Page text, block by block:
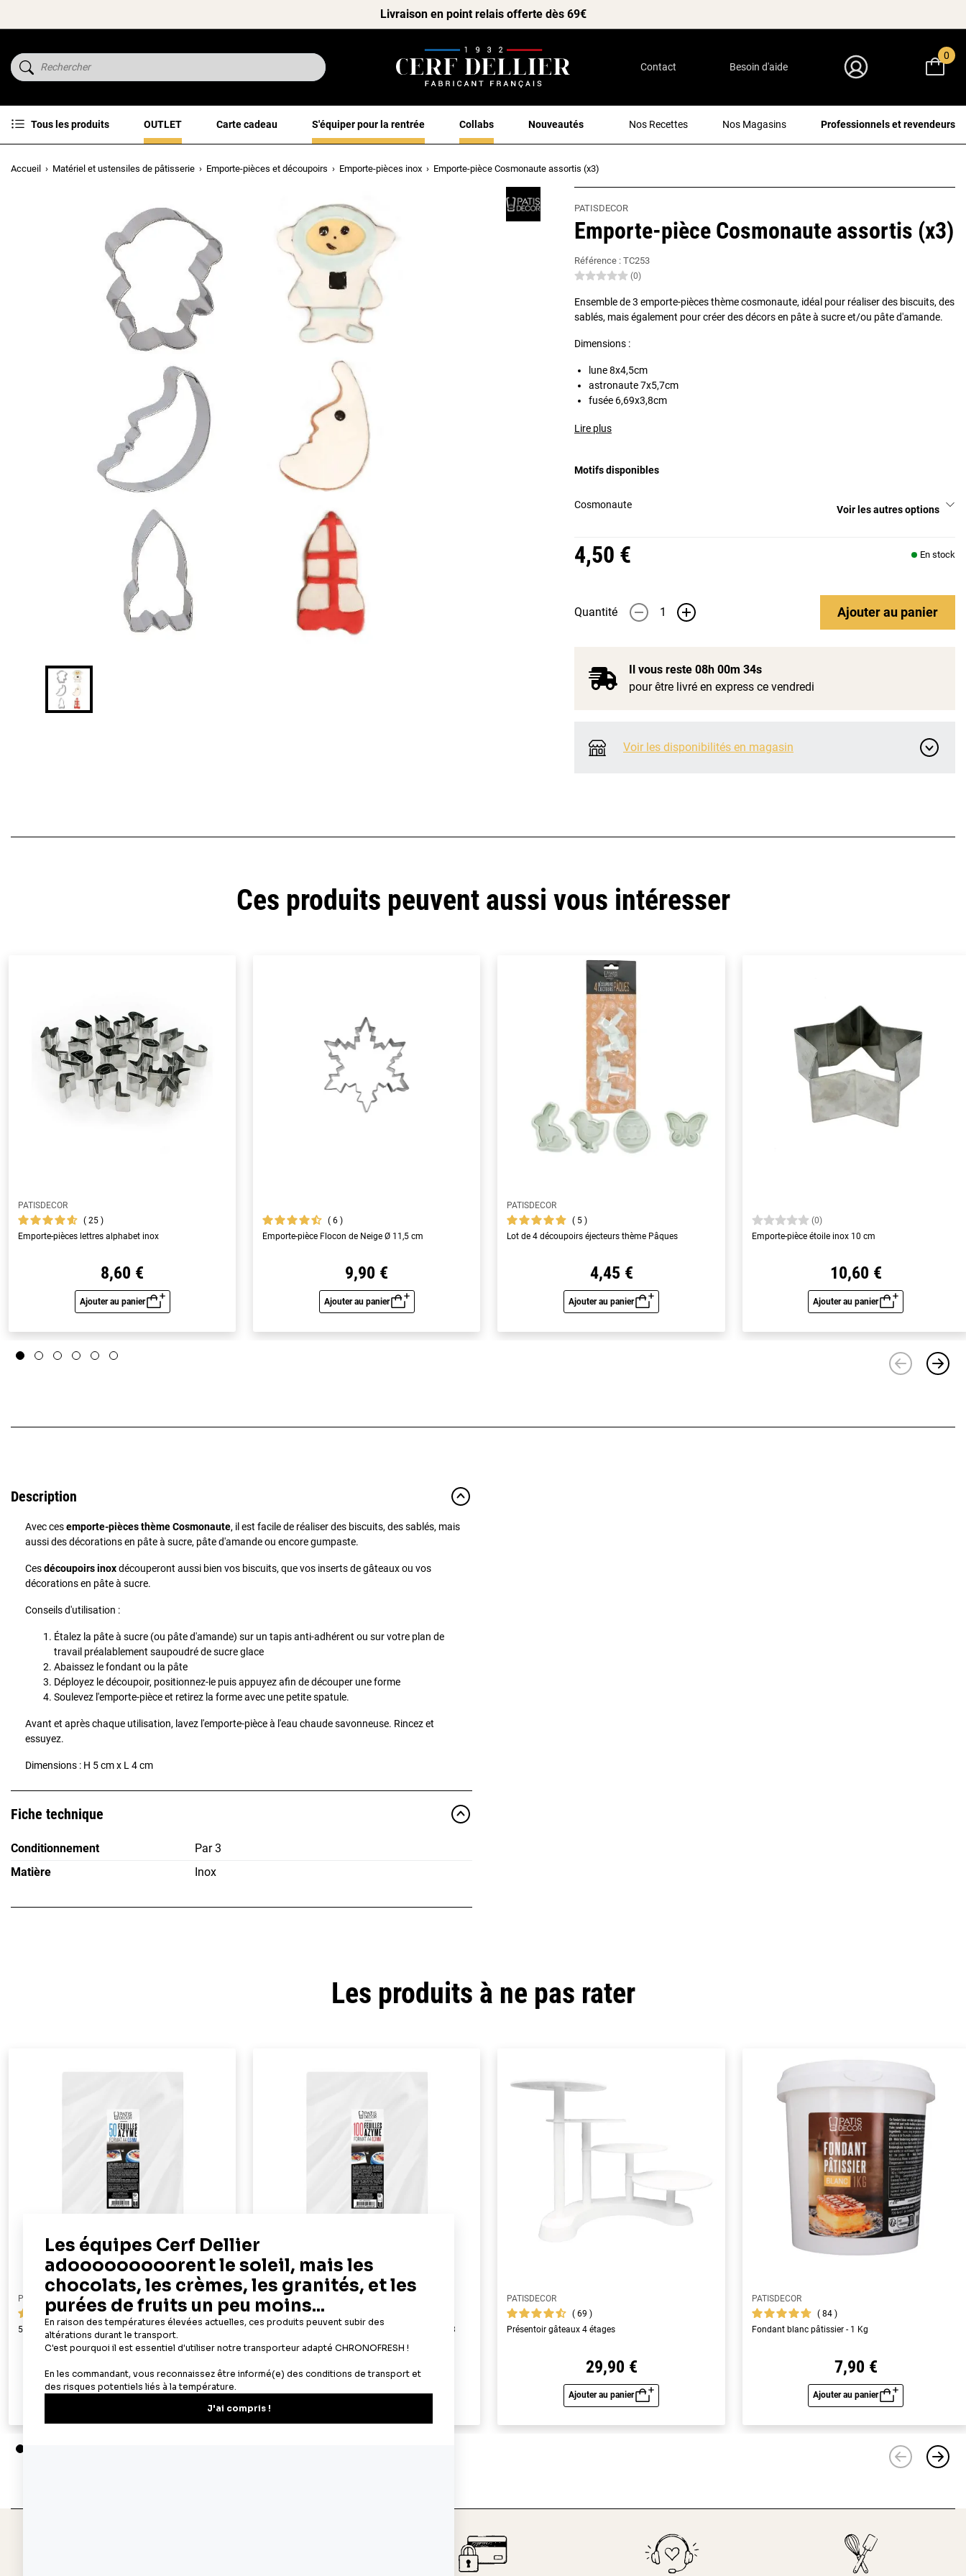
Livraison en point relais offerte dès 69€
Contact Besoin d'aide
0
Tous les produits OUTLET Carte cadeau S'équiper pour la rentrée Collabs Nouveautés Nos Recettes Nos Magasins Professionnels et revendeurs
Accueil Matériel et ustensiles de pâtisserie Emporte-pièces et découpoirs Emporte-pièces inox Emporte-pièce Cosmonaute assortis (x3)
PATISDECOR
Emporte-pièce Cosmonaute assortis (x3)
Référence : TC253
(0)
Ensemble de 3 emporte-pièces thème cosmonaute, idéal pour réaliser des biscuits, des
sablés, mais également pour créer des décors en pâte à sucre et/ou pâte d'amande.
Dimensions :
lune 8x4,5cm
astronaute 7x5,7cm
fusée 6,69x3,8cm
Lire plus
Motifs disponibles
Cosmonaute Voir les autres options
4,50 € En stock
Quantité - + Ajouterau panier
Il vous reste 08h 00m 33s
pour être livré en express ce vendredi
Voir les disponibilités en magasin
Ces produits peuvent aussi vous intéresser
PATISDECOR
25
Emporte-pièces lettres alphabet inox
8,60 €
Ajouter au panier
Aperçu rapide
6
Emporte-pièce Flocon de Neige Ø 11,5 cm
9,90 €
Ajouter au panier
Aperçu rapide
PATISDECOR
5
Lot de 4 découpoirs éjecteurs thème Pâques
4,45 €
Ajouter au panier
Aperçu rapide
(0)
Emporte-pièce étoile inox 10 cm
10,60 €
Ajouter au panier
Aperçu rapide
Description
Avec cesemporte-pièces thème Cosmonaute, il est facile de réaliser des biscuits, des sablés, mais
aussi des décorations en pâte à sucre, pâte d'amande ou encore gumpaste.
Cesdécoupoirs inoxdécouperont aussi bien vos biscuits, que vos inserts de gâteaux ou vos
décorations en pâte à sucre.
Conseils d'utilisation :
Étalez la pâte à sucre (ou pâte d'amande) sur un tapis anti-adhérent ou sur votre plan de
travail préalablement saupoudré de sucre glace
Abaissez le fondant ou la pâte
Déployez le découpoir, positionnez-le puis appuyez afin de découper une forme
Soulevez l'emporte-pièce et retirez la forme avec une petite spatule.
Avant et après chaque utilisation, lavez l'emporte-pièce à l'eau chaude savonneuse. Rincez et
essuyez.
Dimensions : H 5 cm x L 4 cm
Fiche technique
Conditionnement
Par 3
Matière
Inox
Les produits à ne pas rater
PATISDECOR
119
50 feuilles azyme alimentaires A4 - épaisseur 0,6 mm
19,90 €
Ajouter au panier
PATISDECOR
100 feuilles azyme alimentaires A4 - épaisseur 0,3
22,90 €
Ajouter au panier
PATISDECOR
69
Présentoir gâteaux 4 étages
29,90 €
Ajouter au panier
Aperçu rapide
PATISDECOR
84
Fondant blanc pâtissier - 1 Kg
7,90 €
Ajouter au panier
Aperçu rapide